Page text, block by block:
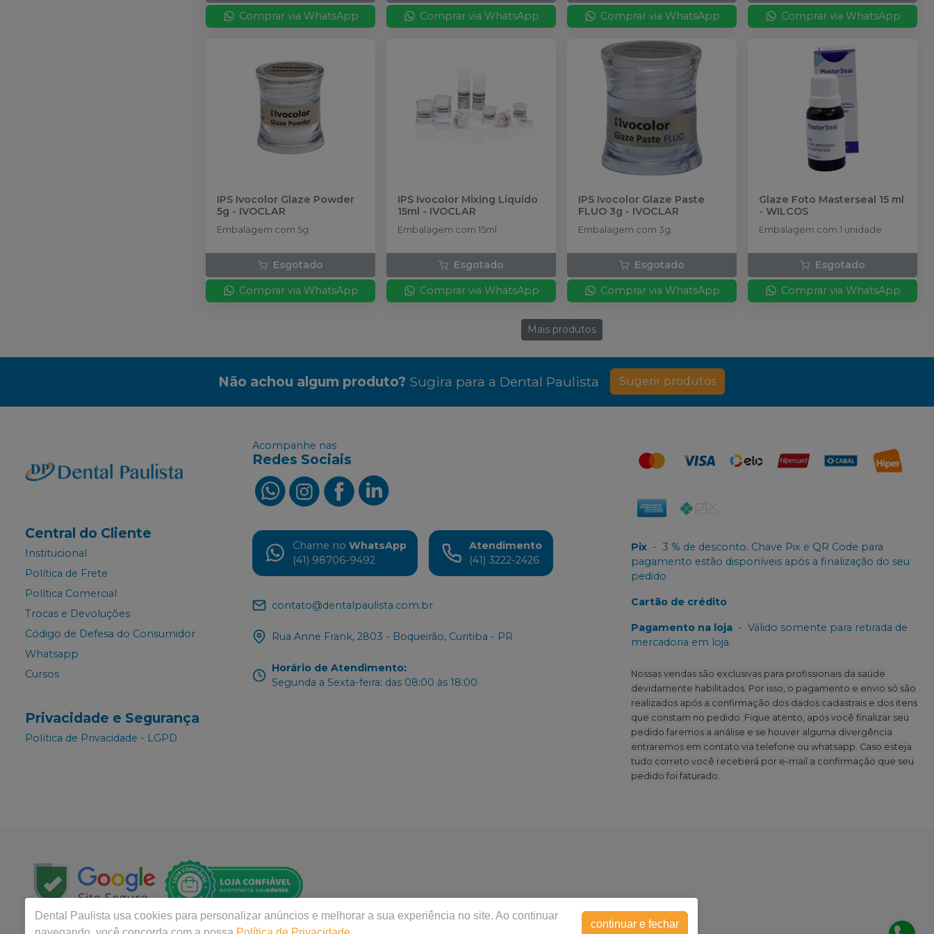
Comprar via WhatsApp Comprar via WhatsApp Comprar via WhatsApp Comprar via WhatsApp
IPS Ivocolor Glaze Powder
5g - IVOCLAR
Embalagem com 5g.
Esgotado
Comprar via WhatsApp
IPS Ivocolor Mixing Líquido
15ml - IVOCLAR
Embalagem com 15ml.
Esgotado
Comprar via WhatsApp
IPS Ivocolor Glaze Paste
FLUO 3g - IVOCLAR
Embalagem com 3g.
Esgotado
Comprar via WhatsApp
Glaze Foto Masterseal 15 ml
- WILCOS
Embalagem com 1 unidade
Esgotado
Comprar via WhatsApp
Mais produtos
Não achou algum produto? Sugira para a Dental Paulista Sugerir produtos
Central do Cliente
Institucional
Política de Frete
Política Comercial
Trocas e Devoluções
Código de Defesa do Consumidor
Whatsapp
Cursos
Privacidade e Segurança
Política de Privacidade - LGPD
Acompanhe nas
Redes Sociais
Chame no WhatsApp
(41) 98706-9492
Atendimento
(41) 3222-2426
contato@dentalpaulista.com.br
Rua Anne Frank, 2803 - Boqueirão, Curitiba - PR
Horário de Atendimento:
Segunda a Sexta-feira: das 08:00 às 18:00
Pix - 3 % de desconto. Chave Pix e QR Code para
pagamento estão disponíveis após a finalização do seu
pedido
Cartão de crédito
Pagamento na loja - Válido somente para retirada de
mercadoria em loja.
Nossas vendas são exclusivas para profissionais da saúde
devidamente habilitados. Por isso, o pagamento e envio só são
realizados após a confirmação dos dados cadastrais e dos itens
que constam no pedido. Fique atento, após você finalizar seu
pedido faremos a análise e se houver alguma divergência
entraremos em contato via telefone ou whatsapp. Caso esteja
tudo correto você receberá por e-mail a confirmação que seu
pedido foi faturado.
Dental Paulista usa cookies para personalizar anúncios e melhorar a sua experiência no site. Ao continuar
continuar e fechar